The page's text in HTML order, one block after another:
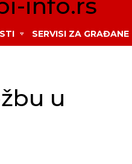
SERVISI ZA GRAĐANE
u